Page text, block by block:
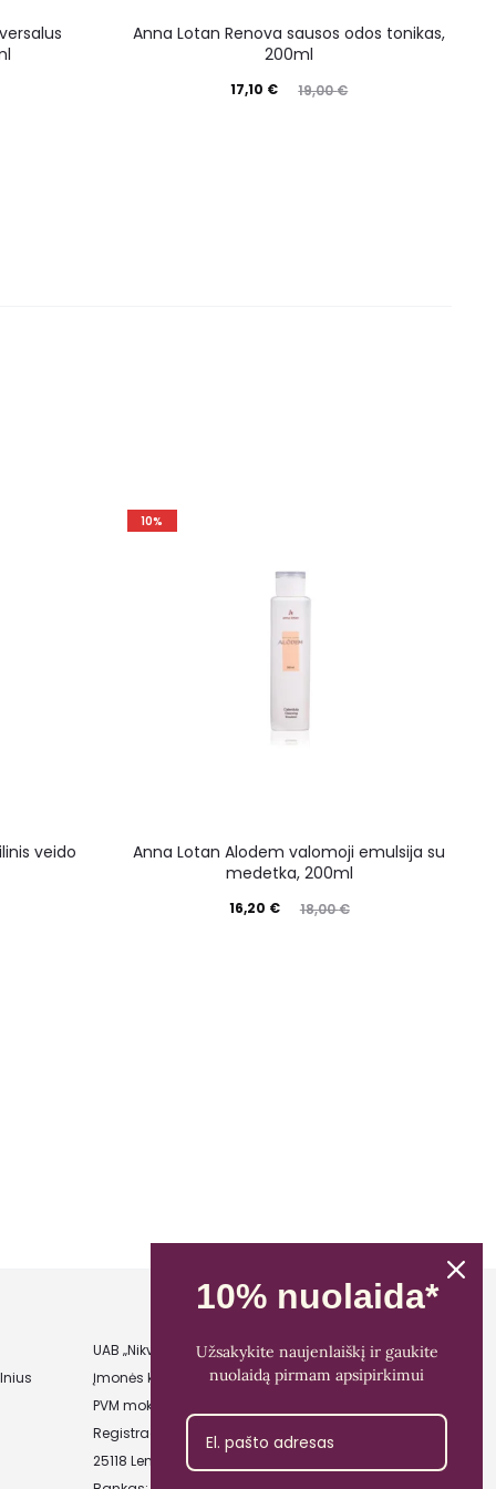
Anna Lotan Renova sausos odos tonikas,
200ml
19,00€
17,10 €
veido
10%
Anna Lotan Alodem valomoji emulsija su
medetka, 200ml
18,00€
16,20 €
UAB „Nikvera”
Įmonės kodas: 303481944
PVM mokėtojo kodas: LT100011828014
Registracijos adresas: Bažnyčios g. 23-36,
25118 Lentvaris, Trakų r.
10% nuolaida*
Užsakykite naujenlaiškį ir gaukite
nuolaidą pirmam apsipirkimui